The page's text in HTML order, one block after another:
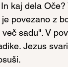
kaj dela
je povezano z
sadu''. V
Jezus